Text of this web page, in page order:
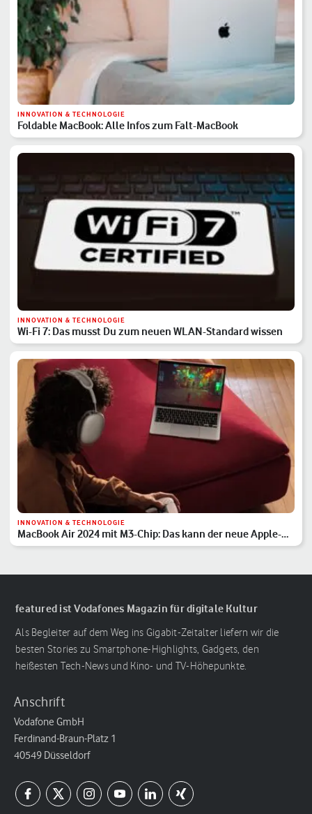
INNOVATION & TECHNOLOGIE
Foldable MacBook: Alle Infos zum Falt-MacBook
INNOVATION & TECHNOLOGIE
Wi-Fi 7: Das musst Du zum neuen WLAN-Standard wissen
INNOVATION & TECHNOLOGIE
MacBook Air 2024 mit M3-Chip: Das kann der neue Apple-
Laptop
featured ist Vodafones Magazin für digitale Kultur
Als Begleiter auf dem Weg ins Gigabit-Zeitalter liefern wir die
besten Stories zu Smartphone-Highlights, Gadgets, den
heißesten Tech-News und Kino- und TV-Höhepunkte.
Anschrift
Vodafone GmbH
Ferdinand-Braun-Platz 1
40549 Düsseldorf